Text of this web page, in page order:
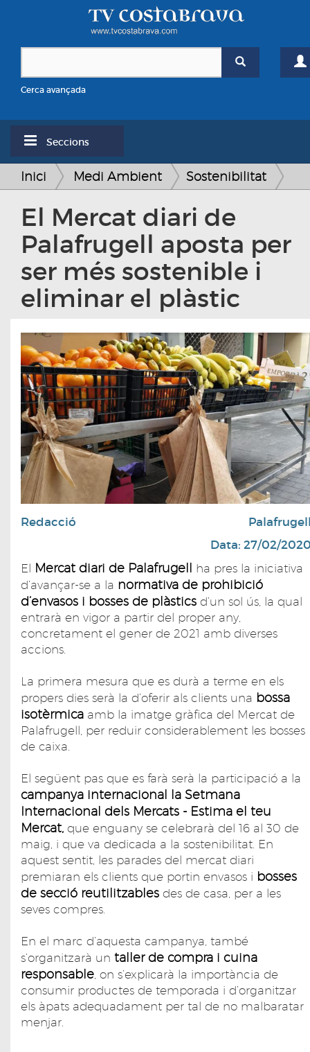
Cerca avançada
Seccions
Inici Medi Ambient Sostenibilitat
El Mercat diari de
Palafrugell aposta per
ser més sostenible i
eliminar el plàstic
Redacció
Data: 27/02/
El Mercat diari de Palafrugell ha pres la iniciativa
d’avançar-se a la normativa de prohibició
d’envasos i bosses de plàstics d’un sol ús, la qual
entrarà en vigor a partir del proper any,
concretament el gener de 2021 amb diverses
accions.
La primera mesura que es durà a terme en els
propers dies serà la d’oferir als clients una bossa
isotèrmica amb la imatge gràfica del Mercat de
Palafrugell, per reduir considerablement les bosses
de caixa.
El següent pas que es farà serà la participació a la
campanya internacional la Setmana
Internacional dels Mercats - Estima el teu
Mercat, que enguany se celebrarà del 16 al 30 de
maig, i que va dedicada a la sostenibilitat. En
aquest sentit, les parades del mercat diari
premiaran els clients que portin envasos i bosses
de secció reutilitzables des de casa, per a les
seves compres.
En el marc d’aquesta campanya, també
s’organitzarà un taller de compra i cuina
responsable , on s’explicarà la importància de
consumir productes de temporada i d’organitzar
els àpats adequadament per tal de no malbaratar
menjar.